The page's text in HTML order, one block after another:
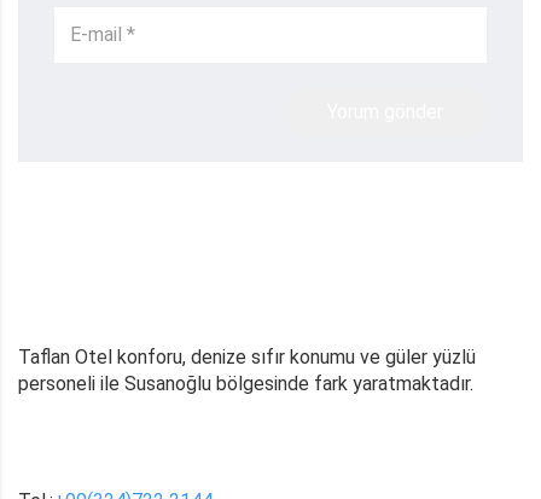
Taflan Otel konforu, denize sıfır konumu ve güler yüzlü
personeli ile Susanoğlu bölgesinde fark yaratmaktadır.